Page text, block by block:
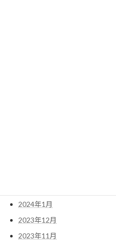
2024年1月
2023年12月
2023年11月